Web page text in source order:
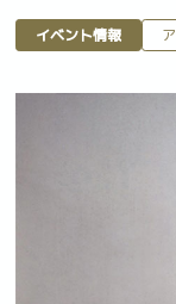
イベント情報